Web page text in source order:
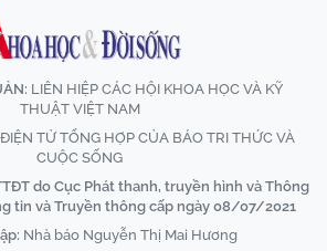
LIÊN HIỆP CÁC HỘI KHOA HỌC VÀ KỸ
THUẬT VIỆT NAM
TỬ TỔNG HỢP CỦA BÁO TRI THỨC VÀ
CUỘC SỐNG
do Cục Phát thanh, truyền hình và Thông
tin và Truyền thông cấp ngày 08/07/2021
Nhà báo Nguyễn Thị Mai Hương